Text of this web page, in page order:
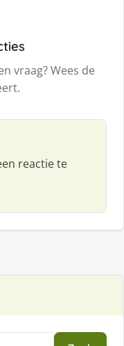
vraag? Wees de
reactie te